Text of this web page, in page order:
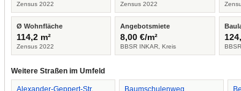
Zensus 2022 Zensus 2022
Ø Wohnfläche
114,2 m²
Zensus 2022
Angebotsmiete
8,00 €/m²
BBSR INKAR, Kreis
Weitere Straßen im Umfeld
Alexander-Geppert-Str. Baumschulenweg